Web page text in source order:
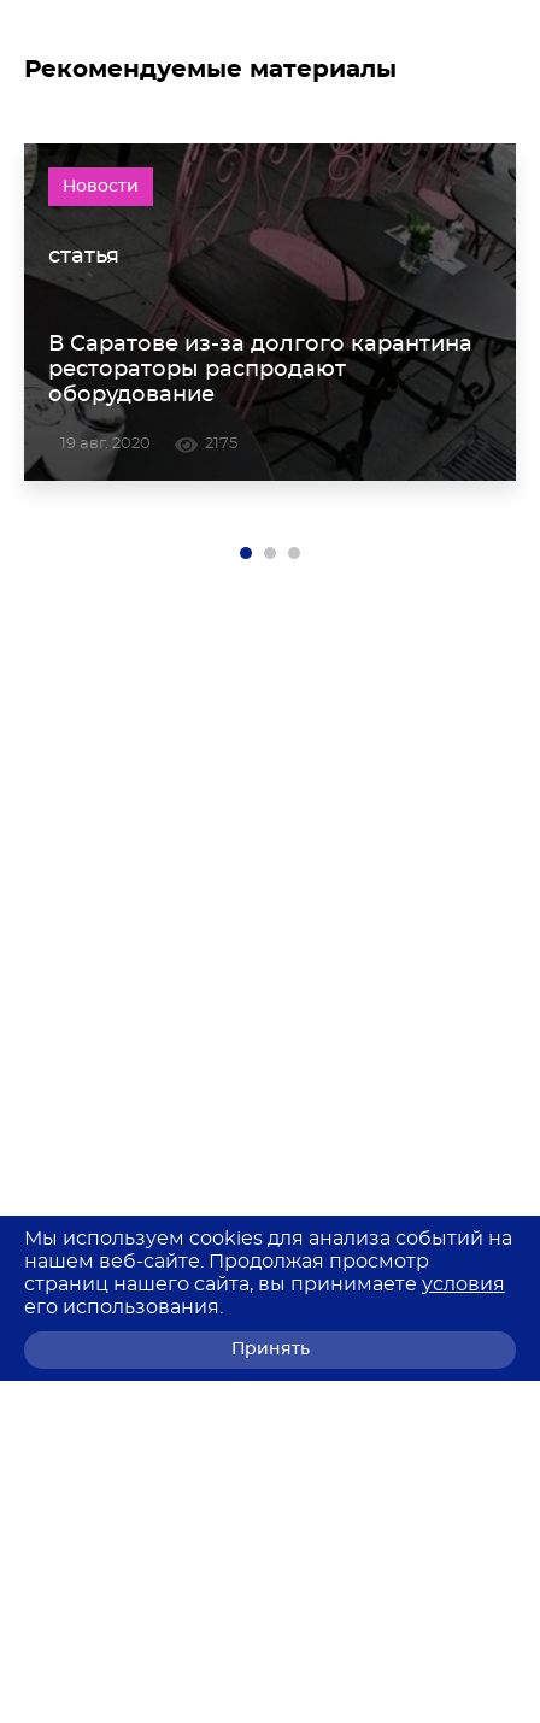
Рекомендуемые материалы
Новости
статья
В Саратове из-за долгого карантина
рестораторы распродают
оборудование
19 авг. 2020 2175
Мы используем cookies для анализа событий на
нашем веб-сайте. Продолжая просмотр
страниц нашего сайта, вы принимаете условия
его использования.
Принять